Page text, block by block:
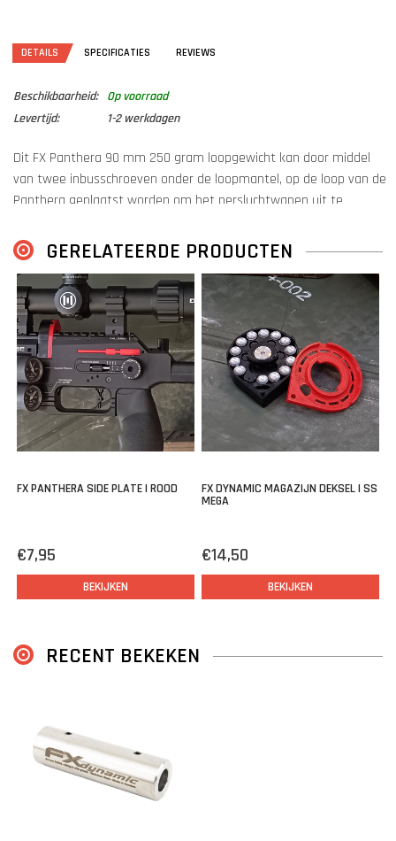
DETAILS SPECIFICATIES REVIEWS
Beschikbaarheid:
Op voorraad
Levertijd:
1-2 werkdagen
Dit FX Panthera 90 mm 250 gram loopgewicht kan door middel
van twee inbusschroeven onder de loopmantel, op de loop van de
Panthera geplaatst worden om het persluchtwapen uit te
Dit loopgewicht voor de FX Panthera heeft een lengte van 90 mm,
gewicht van 250 gram en is vervaardigd uit roestvast staal.
GERELATEERDE PRODUCTEN
FX PANTHERA SIDE PLATE | ROOD
€7,95
BEKIJKEN
FX DYNAMIC MAGAZIJN DEKSEL | SS
MEGA
€14,50
BEKIJKEN
RECENT BEKEKEN